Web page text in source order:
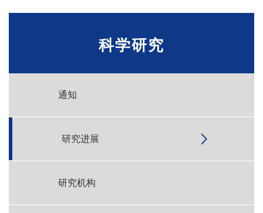
科学研究
通知
研究进展
研究机构